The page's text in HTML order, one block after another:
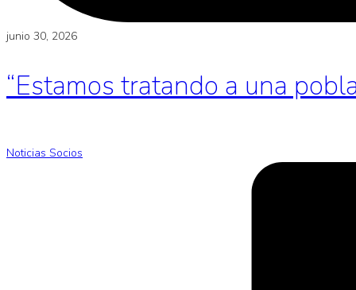
junio 30, 2026
“Estamos tratando a una
Noticias Socios